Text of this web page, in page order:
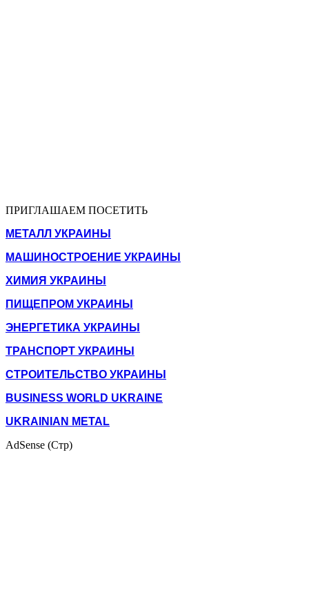
ПРИГЛАШАЕМ ПОСЕТИТЬ
МЕТАЛЛ УКРАИНЫ
МАШИНОСТРОЕНИЕ УКРАИНЫ
ХИМИЯ УКРАИНЫ
ПИЩЕПРОМ УКРАИНЫ
ЭНЕРГЕТИКА УКРАИНЫ
ТРАНСПОРТ УКРАИНЫ
СТРОИТЕЛЬСТВО УКРАИНЫ
BUSINESS WORLD UKRAINE
UKRAINIAN METAL
AdSense (Стр)